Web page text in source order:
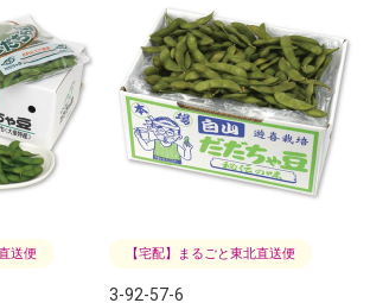
送便 【宅配】まるごと東北直送便
3-92-57-6